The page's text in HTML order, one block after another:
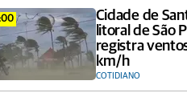
Cidade de
litoral de São
registra
km/h
COTIDIANO